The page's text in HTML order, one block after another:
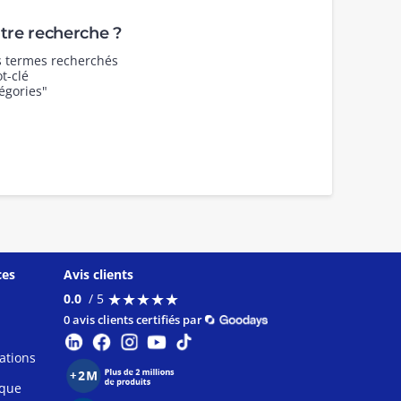
recherche ?
recherchés
clé
Avis clients
0.0 / 5 ★★★★★
★★★★★
0 avis clients certifiés par